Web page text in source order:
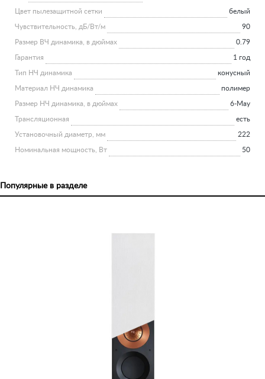
Цвет пылезащитной сетки белый
Чувствительность, дБ/Вт/м 90
Размер ВЧ динамика, в дюймах 0.79
Гарантия 1 год
Тип НЧ динамика конусный
Материал НЧ динамика полимер
Размер НЧ динамика, в дюймах 6-May
Трансляционная есть
Установочный диаметр, мм 222
Номинальная мощность, Вт 50
Популярные в разделе